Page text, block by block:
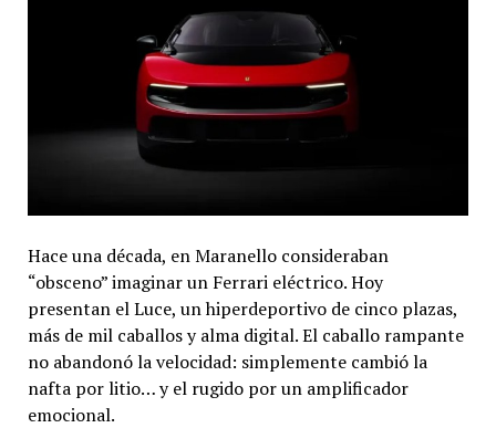
Hace una década, en Maranello consideraban
“obsceno” imaginar un Ferrari eléctrico. Hoy
presentan el Luce, un hiperdeportivo de cinco plazas,
más de mil caballos y alma digital. El caballo rampante
no abandonó la velocidad: simplemente cambió la
nafta por litio… y el rugido por un amplificador
emocional.